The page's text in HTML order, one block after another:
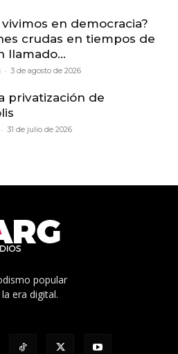
vivimos en democracia?
crudas en tiempos de
llamado...
- 3 de agosto de 2026
privatización de
- 31 de julio de 2026
popular
era digital.